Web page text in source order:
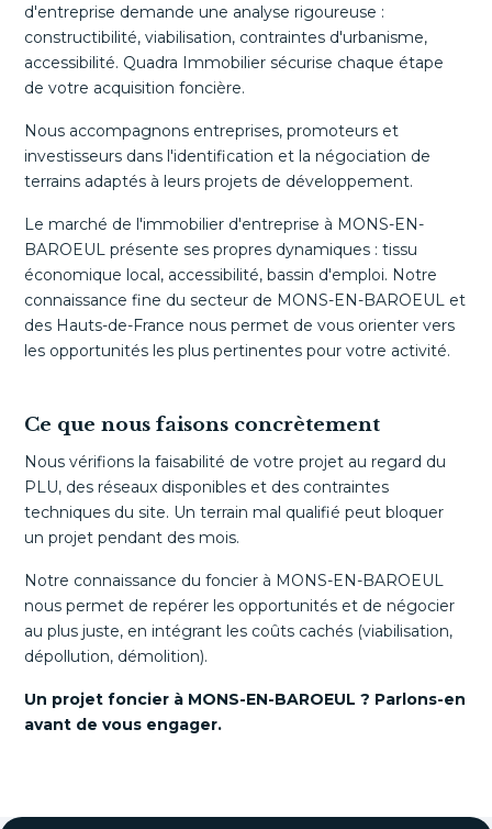
d'entreprise demande une analyse rigoureuse :
constructibilité, viabilisation, contraintes d'urbanisme,
accessibilité. Quadra Immobilier sécurise chaque étape
de votre acquisition foncière.
Nous accompagnons entreprises, promoteurs et
investisseurs dans l'identification et la négociation de
terrains adaptés à leurs projets de développement.
Le marché de l'immobilier d'entreprise à MONS-EN-
BAROEUL présente ses propres dynamiques : tissu
économique local, accessibilité, bassin d'emploi. Notre
connaissance fine du secteur de MONS-EN-BAROEUL et
des Hauts-de-France nous permet de vous orienter vers
les opportunités les plus pertinentes pour votre activité.
Ce que nous faisons concrètement
Nous vérifions la faisabilité de votre projet au regard du
PLU, des réseaux disponibles et des contraintes
techniques du site. Un terrain mal qualifié peut bloquer
un projet pendant des mois.
Notre connaissance du foncier à MONS-EN-BAROEUL
nous permet de repérer les opportunités et de négocier
au plus juste, en intégrant les coûts cachés (viabilisation,
dépollution, démolition).
Un projet foncier à MONS-EN-BAROEUL ? Parlons-en
avant de vous engager.